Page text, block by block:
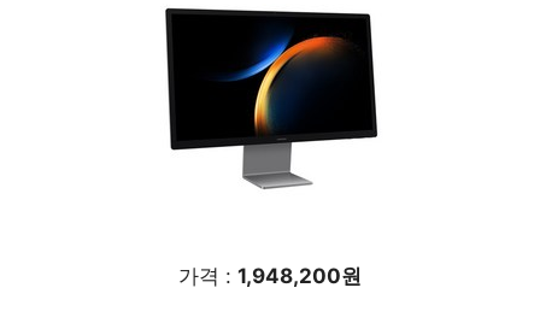
가격 : 1,948,200원